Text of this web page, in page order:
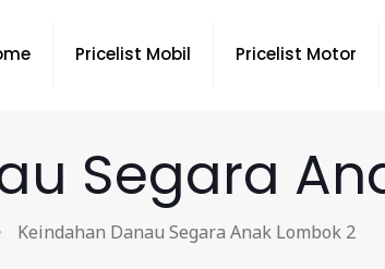
Pricelist Mobil Pricelist Motor
Segara
Keindahan Danau Segara Anak Lombok 2